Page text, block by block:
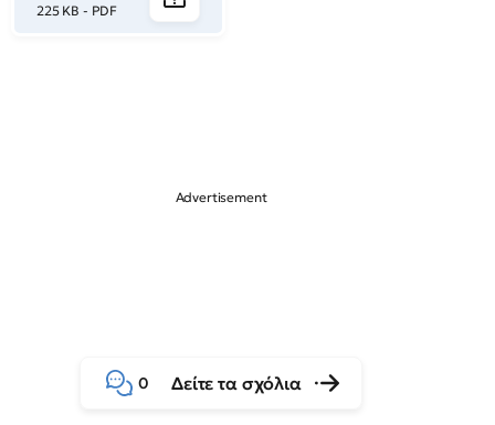
225 KB - PDF
0 Δείτε τα σχόλια